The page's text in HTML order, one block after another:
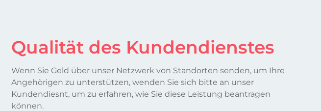
Qualität des Kundendienstes
Wenn Sie Geld über unser Netzwerk von Standorten senden, um Ihre
Angehörigen zu unterstützen, wenden Sie sich bitte an unser
Kundendiesnt, um zu erfahren, wie Sie diese Leistung beantragen
können.